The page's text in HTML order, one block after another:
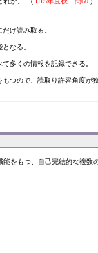
け読み取る。
なる。
多くの情報を記録できる。
つので、読取り許容角度が
能をもつ、自己完結的な複